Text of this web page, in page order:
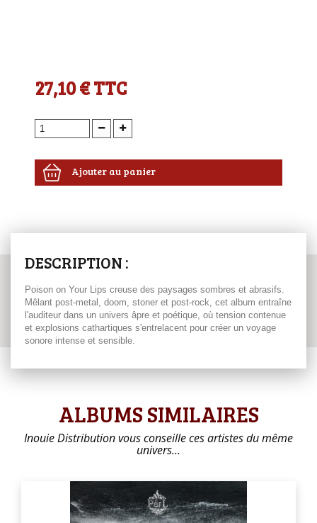
27,10 €TTC
Ajouter au panier
DESCRIPTION :
Poison on Your Lips creuse des paysages sombres et abrasifs.
Mêlant post-metal, doom, stoner et post-rock, cet album entraîne
l'auditeur dans un univers âpre et poétique, où tension contenue
et explosions cathartiques s'entrelacent pour créer un voyage
sonore intense et sensible.
ALBUMS SIMILAIRES
Inouie Distribution vous conseille ces artistes du même
univers…